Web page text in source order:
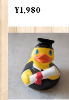
e Products 90
348（73371）
¥1,980